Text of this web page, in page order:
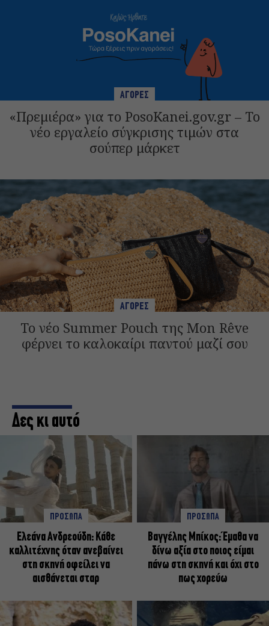
ΑΓΟΡΕΣ
«Πρεμιέρα» για το PosoKanei.gov.gr – Το
νέο εργαλείο σύγκρισης τιμών στα
σούπερ μάρκετ
ΑΓΟΡΕΣ
Το νέο Summer Pouch της Mon Rêve
φέρνει το καλοκαίρι παντού μαζί σου
Δες κι αυτό
ΠΡΟΣΩΠΑ
Ελεάνα Ανδρεούδη: Κάθε
καλλιτέχνης όταν ανεβαίνει
στη σκηνή οφείλει να
αισθάνεται σταρ
ΠΡΟΣΩΠΑ
Βαγγέλης Μπίκος: Έμαθα να
δίνω αξία στο ποιος είμαι
πάνω στη σκηνή και όχι στο
πως χορεύω